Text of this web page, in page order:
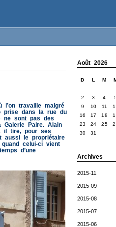
Août 2026
D L M
2
3 4
9
10 11
16
17 18
23
24 25
30
31
Archives
2015-11
2015-09
2015-08
2015-07
2015-06
l’on travaille malgré
prise dans la rue du
ne sont pas des
Paire. Alain
il tire, pour ses
aussi le propriétaire
quand celui-ci vient
d’une